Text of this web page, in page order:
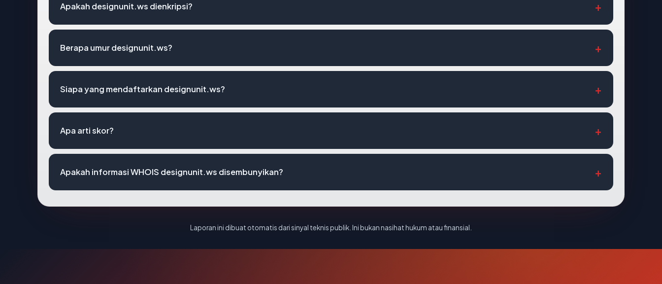
Apakah designunit.ws dienkripsi?
Berapa umur designunit.ws?
Siapa yang mendaftarkan designunit.ws?
Apa arti skor?
Apakah informasi WHOIS designunit.ws disembunyikan?
Laporan ini dibuat otomatis dari sinyal teknis publik. Ini bukan nasihat hukum atau finansial.